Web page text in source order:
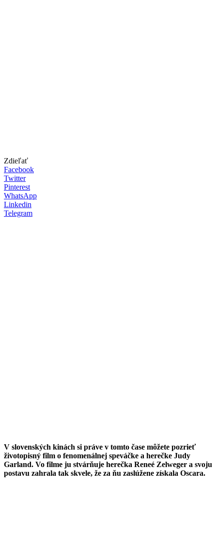
Zdieľať
Facebook
Twitter
Pinterest
WhatsApp
Linkedin
Telegram
V slovenských kinách si práve v tomto čase môžete pozrieť
životopisný film o fenomenálnej speváčke a herečke Judy
Garland. Vo filme ju stvárňuje herečka Reneé Zelweger a svoju
postavu zahrala tak skvele, že za ňu zaslúžene získala Oscara.